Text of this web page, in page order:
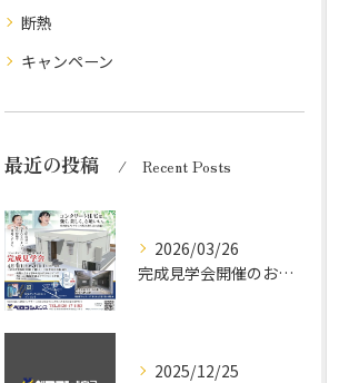
断熱
キャンペーン
最近の投稿 Recent Posts
2026/03/26
完成見学会開催のお知らせ
2025/12/25